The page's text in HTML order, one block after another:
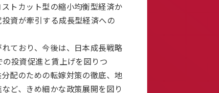
トカット型の縮小均衡型経済か
資が牽引する成長型経済への
ており、今後は、日本成長戦略
投資促進と賃上げを図りつ
配のための転嫁対策の徹底、地
ど、きめ細かな政策展開を図り